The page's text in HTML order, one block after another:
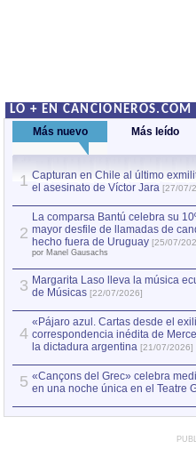
LO + EN CANCIONEROS.COM
Más nuevo Más leído
1 Capturan en Chile al último
el asesinato de Víctor Jara [27/07/
2
La comparsa Bantú celebra su
mayor desfile de llamadas de
hecho fuera de Uruguay [25/07/
por Manel Gausachs
3 Margarita Laso lleva la música
de Músicas [22/07/2026]
4
«Pájaro azul. Cartas desde el
correspondencia inédita de
la dictadura argentina [21/07/2026]
5 «Cançons del Grec» celebra
en una noche única en el Teatre